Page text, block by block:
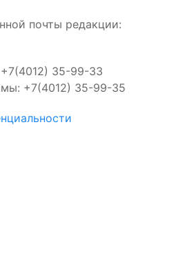
почты редакции:
35-99-33
+7(4012) 35-99-35